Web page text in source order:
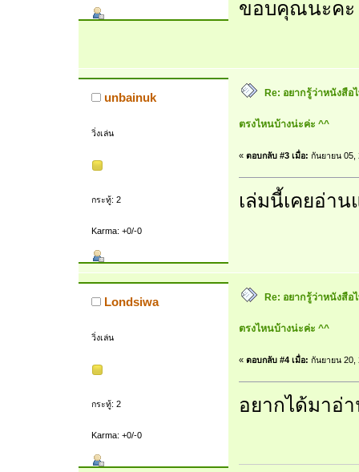
ขอบคุณนะคะ
unbainuk
วิ่งเล่น
กระทู้: 2
Karma: +0/-0
Re: อยากรู้ว่าหนังสือ
ตรงไหนบ้างน่ะค่ะ ^^
« ตอบกลับ #3 เมื่อ: กันยายน 05,
เล่มนี้เคยอ่า
Londsiwa
วิ่งเล่น
กระทู้: 2
Karma: +0/-0
Re: อยากรู้ว่าหนังสือ
ตรงไหนบ้างน่ะค่ะ ^^
« ตอบกลับ #4 เมื่อ: กันยายน 20,
อยากได้มาอ่